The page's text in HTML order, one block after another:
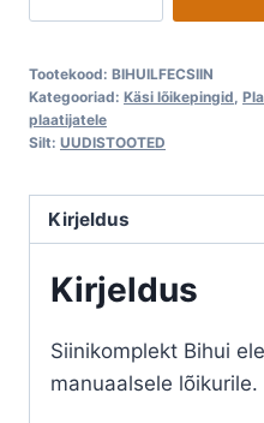
320cm
(
ilma
kogus
Tootekood: BIHUILFECSIIN
Kategooriad: Käsi lõikepingid,
plaatijatele
Silt: UUDISTOOTED
Kirjeldus
Kirjeldus
Siinikomplekt Bihui
manuaalsele lõikurile.